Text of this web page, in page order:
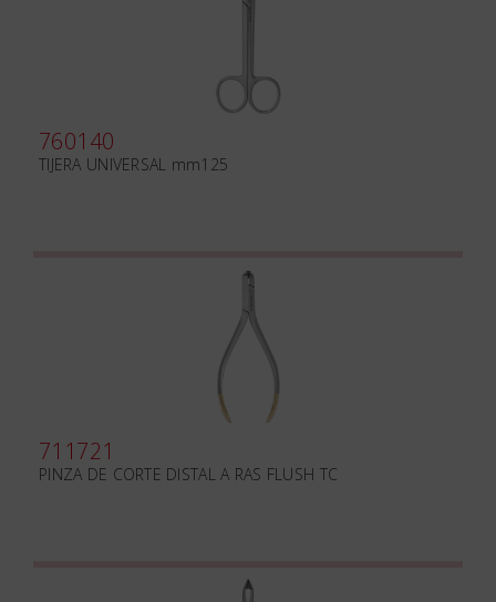
760140
TIJERA UNIVERSAL mm125
711721
PINZA DE CORTE DISTAL A RAS FLUSH TC